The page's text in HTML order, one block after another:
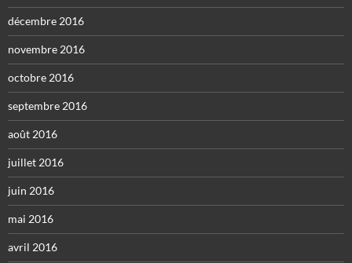
décembre 2016
novembre 2016
octobre 2016
septembre 2016
août 2016
juillet 2016
juin 2016
mai 2016
avril 2016